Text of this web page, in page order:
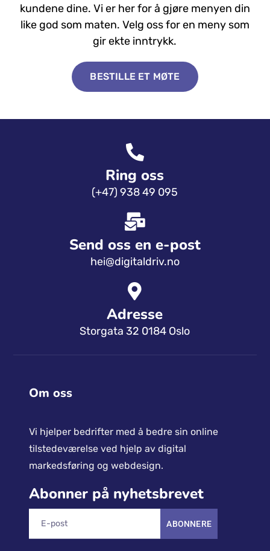
kundene dine. Vi er her for å gjøre menyen din
like god som maten. Velg oss for en meny som
gir ekte inntrykk.
BESTILLE ET MØTE
Ring oss
(+47) 938 49 095
Send oss ​​en e-post
hei@digitaldriv.no
Adresse
Storgata 32 0184 Oslo
Om oss
Vi hjelper bedrifter med å bedre sin online
tilstedeværelse ved hjelp av digital
markedsføring og webdesign.
Abonner på nyhetsbrevet
ABONNERE